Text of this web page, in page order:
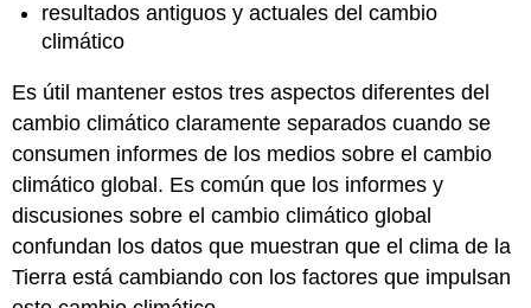
resultados antiguos y actuales del cambio
climático
Es útil mantener estos tres aspectos diferentes del
cambio climático claramente separados cuando se
consumen informes de los medios sobre el cambio
climático global. Es común que los informes y
discusiones sobre el cambio climático global
confundan los datos que muestran que el clima de la
Tierra está cambiando con los factores que impulsan